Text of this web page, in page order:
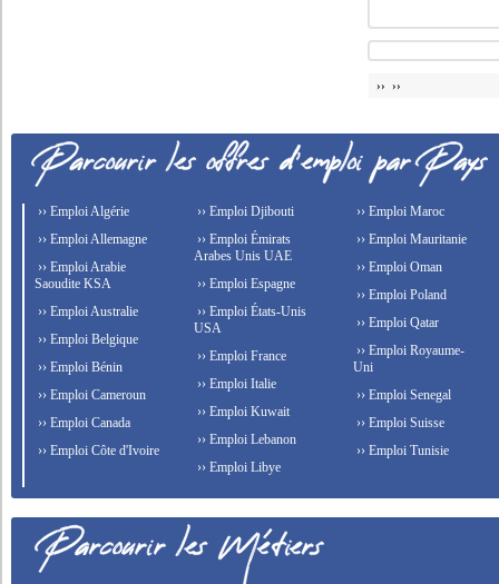
›› ››
›› Emploi Algérie
›› Emploi Allemagne
›› Emploi Arabie
Saoudite KSA
›› Emploi Australie
›› Emploi Belgique
›› Emploi Bénin
›› Emploi Cameroun
›› Emploi Canada
›› Emploi Côte d'Ivoire
›› Emploi Djibouti
›› Emploi Émirats
Arabes Unis UAE
›› Emploi Espagne
›› Emploi États-Unis
USA
›› Emploi France
›› Emploi Italie
›› Emploi Kuwait
›› Emploi Lebanon
›› Emploi Libye
›› Emploi Maroc
›› Emploi Mauritanie
›› Emploi Oman
›› Emploi Poland
›› Emploi Qatar
›› Emploi Royaume-
Uni
›› Emploi Senegal
›› Emploi Suisse
›› Emploi Tunisie